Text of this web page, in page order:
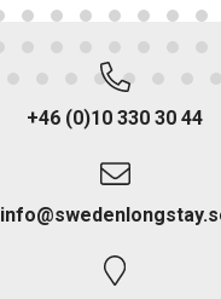
+46 (0)10 330 30 44